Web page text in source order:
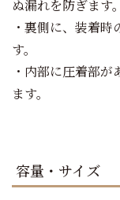
ぬ漏れを防ぎます。
・裏側に、装着
す。
・内部に圧着部
ます。
容量・サイズ